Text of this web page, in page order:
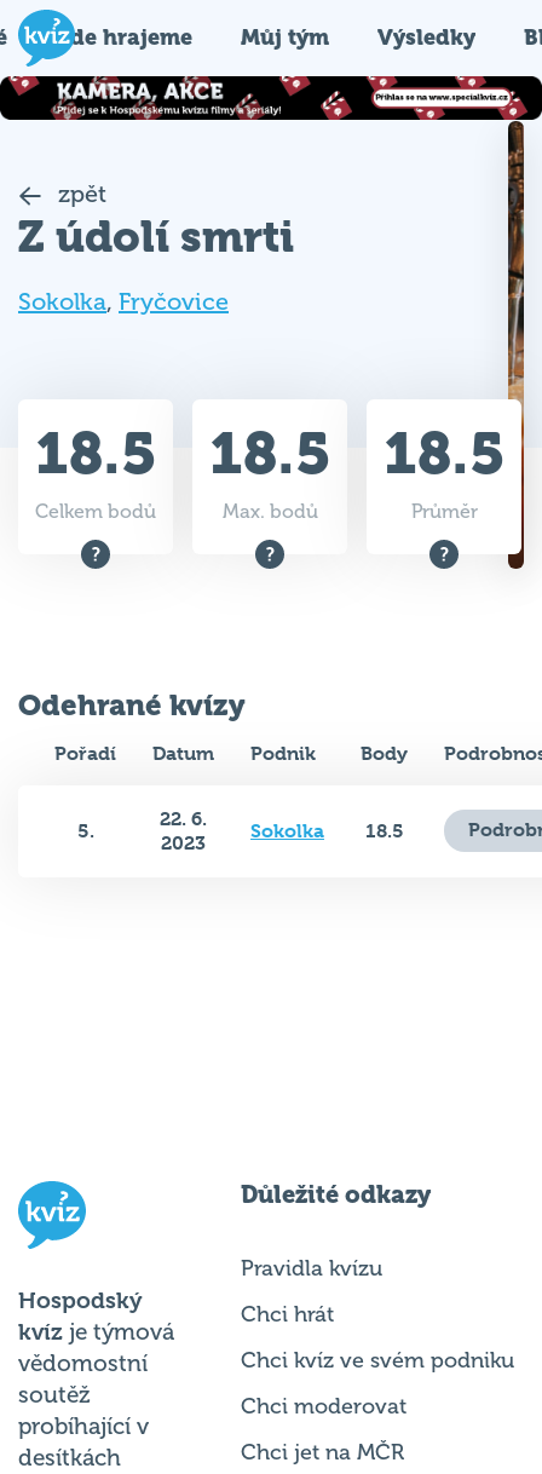
Kde hrajeme Můj tým Výsledky
zpět
Z údolí smrti
Sokolka, Fryčovice
18.5
Celkem bodů
18.5
Max. bodů
18.5
Průměr
Odehrané kvízy
Pořadí Datum Podnik Body
5.
22. 6.
2023
Sokolka 18.5
Hospodský
kvíz je týmová
vědomostní
soutěž
probíhající v
desítkách
Důležité odkazy
Pravidla kvízu
Chci hrát
Chci kvíz ve svém podniku
Chci moderovat
Chci jet na MČR